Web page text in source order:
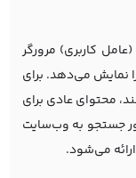
در این روش، وب‌سایت بر اساس User-Agent (عامل کاربری) مرورگر
نمایش می‌دهد. برای
محتوای عادی برای
جستجو به وب‌سایت
می‌شود.